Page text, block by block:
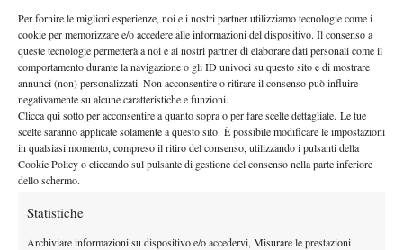
Per fornire le migliori esperienze, noi e i nostri partner utilizziamo tecnologie come i
cookie per memorizzare e/o accedere alle informazioni del dispositivo. Il consenso a
queste tecnologie permetterà a noi e ai nostri partner di elaborare dati personali come il
comportamento durante la navigazione o gli ID univoci su questo sito e di mostrare
annunci (non) personalizzati. Non acconsentire o ritirare il consenso può influire
negativamente su alcune caratteristiche e funzioni.
Clicca qui sotto per acconsentire a quanto sopra o per fare scelte dettagliate. Le tue
scelte saranno applicate solamente a questo sito. È possibile modificare le impostazioni
in qualsiasi momento, compreso il ritiro del consenso, utilizzando i pulsanti della
Cookie Policy o cliccando sul pulsante di gestione del consenso nella parte inferiore
dello schermo.
Statistiche
Archiviare informazioni su dispositivo e/o accedervi, Misurare le prestazioni
Queste le parole dell’ex numero 6 del mondo: “Ciao a tutti,
volevo annunciare chenon riuscirò a partecipare ai tornei di
Gstaad e Kitzbuhel. Dopo essermi confrontato con il mio team e
il mio dottore,mi hanno diagnosticato un dolore cronico
all’ancae consigliato di rinunciare e riposarmi per essere
pronto per lo swing nordamericano. Grazie per il vostro
immancabile supporto, ci vediamo sul cemento“.